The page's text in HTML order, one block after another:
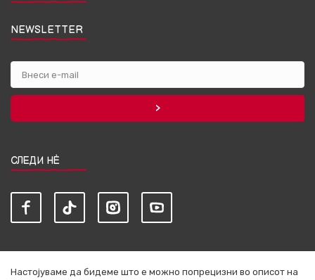
NEWSLETTER
СЛЕДИ НЀ
Настојуваме да бидеме што е можно попрецизни во описот на